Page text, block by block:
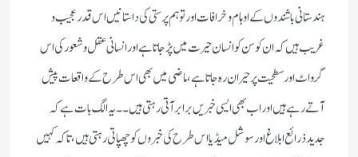
ہندستانی باشندوں کے اوہام و خرافات اور توہم پرستی کی داستانیں اس قدر عجیب و
غریب ہیں کہ ان کو سن کو انسان حیرت میں پڑ جاتا ہے اور انسانی عقل و شعور کی اس
گرواٹ اور سطحیت پر حیران رہ جاتا ہے، ماضی میں بھی اس طرح کے واقعات پیش
آتے رہے ہیں اور اب بھی ایسی خبریں برابر آتی رہتی ہیں۔۔ یہ الگ بات ہے کہ
جدید ذرائع ابلاغ اور سوشل میڈیا اس طرح کی خبروں کو چھپاتی رہتی ہیں، تاکہ کہیں